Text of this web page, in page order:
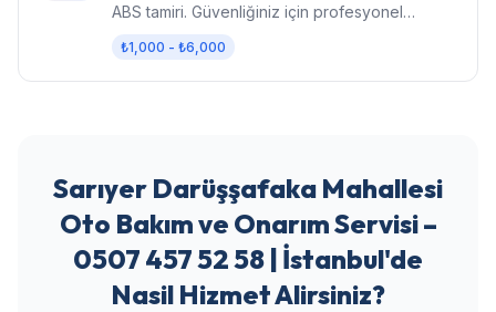
ABS tamiri. Güvenliğiniz için profesyonel
₺1,000 - ₺6,000
Sarıyer Darüşşafaka Mahallesi
Oto Bakım ve Onarım Servisi –
0507 457 52 58 | İstanbul'de
Nasil Hizmet Alirsiniz?